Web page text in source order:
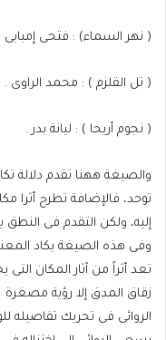
( نهر السماء) : فتحى إمبابى .
( تل القلزم ) : محمد الراوى .
( نجوم أريحا ) : ليانة بدر .
والصيغة ههنا تقدم دلالة
توحد، فالإضافة تطرح أثرا
إليه، ولكن التقدم فى
وفى هذه الصيغة يكاد
تعد أثراً من آثار المكان التى
زقاق المدق إلا رؤية مصغرة
الروائى فى تحريك تفاصيله